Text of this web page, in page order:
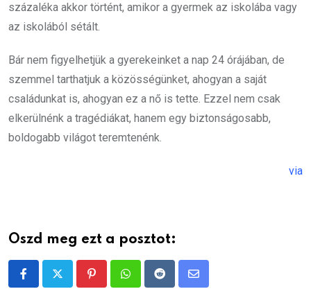
százaléka akkor történt, amikor a gyermek az iskolába vagy
az iskolából sétált.
Bár nem figyelhetjük a gyerekeinket a nap 24 órájában, de
szemmel tarthatjuk a közösségünket, ahogyan a saját
családunkat is, ahogyan ez a nő is tette. Ezzel nem csak
elkerülnénk a tragédiákat, hanem egy biztonságosabb,
boldogabb világot teremtenénk.
via
Oszd meg ezt a posztot:
PinterestWhatsappRedditShare